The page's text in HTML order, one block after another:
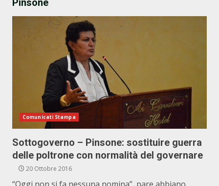
Pinsone
Comunicati Stampa
Sottogoverno – Pinsone: sostituire guerra
delle poltrone con normalità del governare
20 Ottobre 2016